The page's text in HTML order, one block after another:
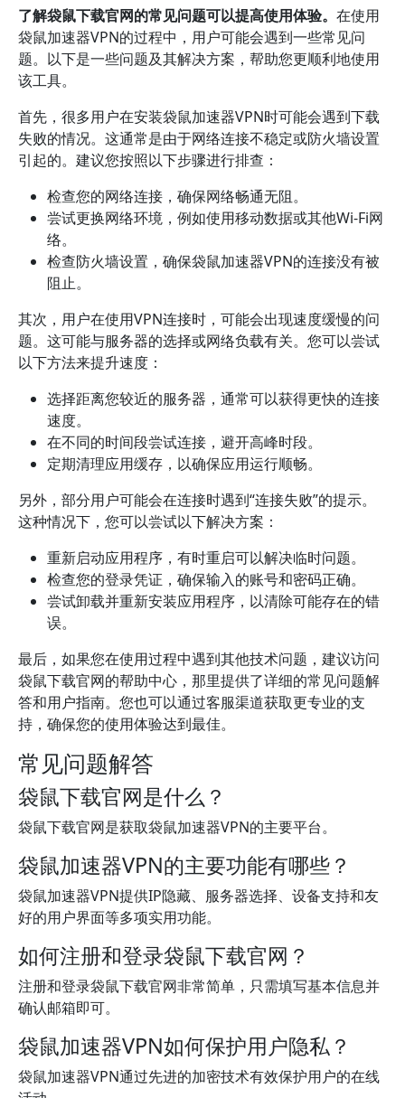
了解袋鼠下载官网的常见问题可以提高使用体验。 在使用
袋鼠加速器VPN的过程中，用户可能会遇到一些常见问
题。以下是一些问题及其解决方案，帮助您更顺利地使用
该工具。
首先，很多用户在安装袋鼠加速器VPN时可能会遇到下载
失败的情况。这通常是由于网络连接不稳定或防火墙设置
引起的。建议您按照以下步骤进行排查：
检查您的网络连接，确保网络畅通无阻。
尝试更换网络环境，例如使用移动数据或其他Wi-Fi网
络。
检查防火墙设置，确保袋鼠加速器VPN的连接没有被
阻止。
其次，用户在使用VPN连接时，可能会出现速度缓慢的问
题。这可能与服务器的选择或网络负载有关。您可以尝试
以下方法来提升速度：
选择距离您较近的服务器，通常可以获得更快的连接
速度。
在不同的时间段尝试连接，避开高峰时段。
定期清理应用缓存，以确保应用运行顺畅。
另外，部分用户可能会在连接时遇到“连接失败”的提示。
这种情况下，您可以尝试以下解决方案：
重新启动应用程序，有时重启可以解决临时问题。
检查您的登录凭证，确保输入的账号和密码正确。
尝试卸载并重新安装应用程序，以清除可能存在的错
误。
最后，如果您在使用过程中遇到其他技术问题，建议访问
袋鼠下载官网的帮助中心，那里提供了详细的常见问题解
答和用户指南。您也可以通过客服渠道获取更专业的支
持，确保您的使用体验达到最佳。
常见问题解答
袋鼠下载官网是什么？
袋鼠下载官网是获取袋鼠加速器VPN的主要平台。
袋鼠加速器VPN的主要功能有哪些？
袋鼠加速器VPN提供IP隐藏、服务器选择、设备支持和友
好的用户界面等多项实用功能。
如何注册和登录袋鼠下载官网？
注册和登录袋鼠下载官网非常简单，只需填写基本信息并
确认邮箱即可。
袋鼠加速器VPN如何保护用户隐私？
袋鼠加速器VPN通过先进的加密技术有效保护用户的在线